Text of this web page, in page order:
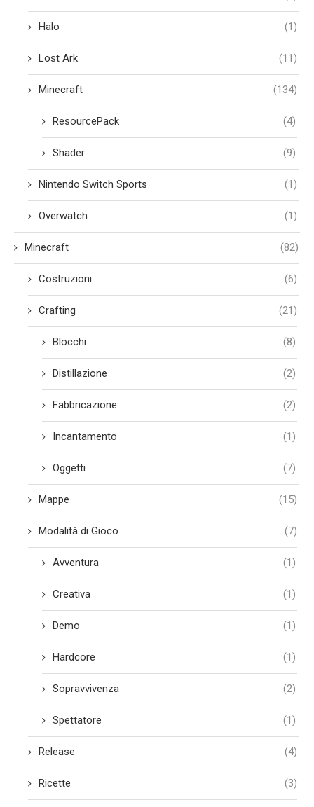
Halo (1)
Lost Ark (11)
Minecraft (134)
ResourcePack (4)
Shader (9)
Nintendo Switch Sports (1)
Overwatch (1)
Minecraft (82)
Costruzioni (6)
Crafting (21)
Blocchi (8)
Distillazione (2)
Fabbricazione (2)
Incantamento (1)
Oggetti (7)
Mappe (15)
Modalità di Gioco (7)
Avventura (1)
Creativa (1)
Demo (1)
Hardcore (1)
Sopravvivenza (2)
Spettatore (1)
Release (4)
Ricette (3)